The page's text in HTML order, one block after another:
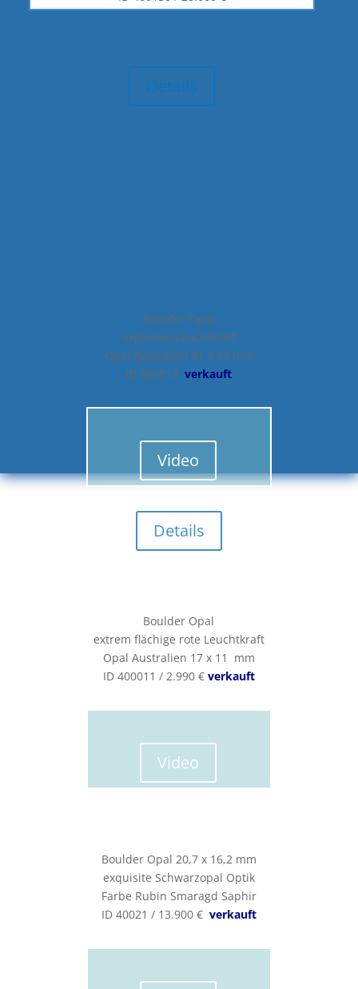
Details
Boulder Opal
explosive Leuchtkraft
Opal Australien 41 x 34 mm
ID 400013verkauft
Video
Details
Boulder Opal
extrem flächige rote Leuchtkraft
Opal Australien 17 x 11 mm
ID 400011 / 2.990 € verkauft
Video
Boulder Opal 20,7 x 16,2 mm
exquisite Schwarzopal Optik
Farbe Rubin Smaragd Saphir
ID 40021 / 13.900 € verkauft